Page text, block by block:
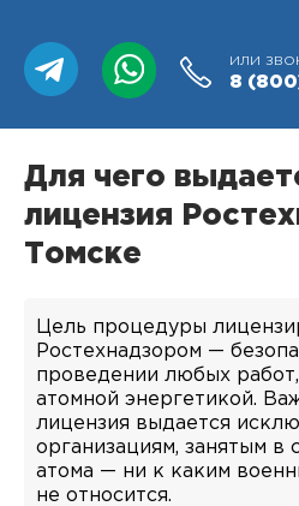
или
8
Для чего
лицензия
Томске
Цель процедуры
Ростехнадзором —
проведении любых
атомной энергетикой.
лицензия выдается
организациям, занятым в
атома — ни к каким
не относится.